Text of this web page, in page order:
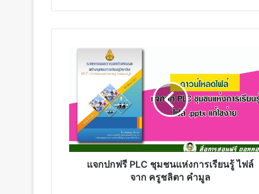
แจก
ชุมชน
การ
รู้
แจกปกฟรี PLC ชุมชนแห่งการเรียนรู้ ไฟล์
จาก ครูชลิตา คำมูล